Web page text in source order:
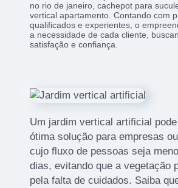
no rio de janeiro, cachepot para
vertical apartamento. Contando com
qualificados e experientes, o
a necessidade de cada cliente,
satisfação e confiança.
Um jardim vertical artificial
ótima solução para empresas
cujo fluxo de pessoas seja
dias, evitando que a vegetação
pela falta de cuidados. Saiba